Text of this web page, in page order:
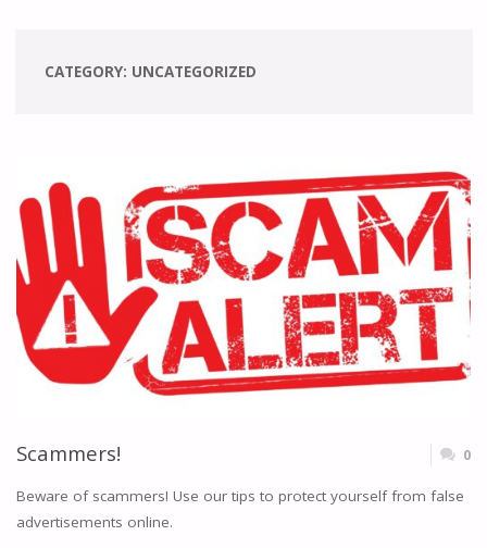
CATEGORY: UNCATEGORIZED
Scammers! 0
Beware of scammers! Use our tips to protect yourself from false
advertisements online.